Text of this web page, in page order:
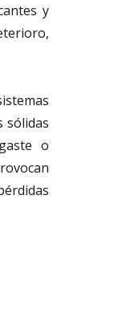
y
sólidas
o